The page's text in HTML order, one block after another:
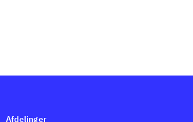
Afdelinger